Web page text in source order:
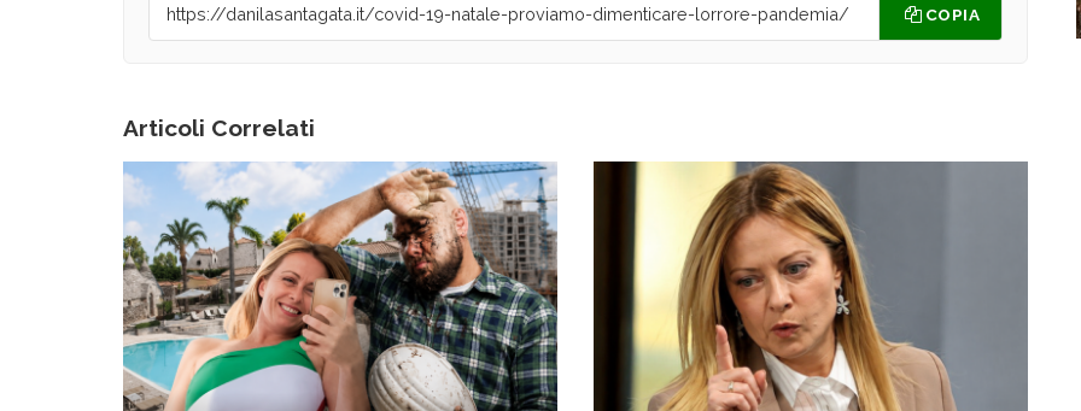
COPIA
Articoli Correlati